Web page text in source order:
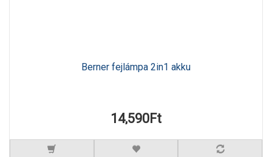
Berner fejlámpa 2in1 akku
14,590Ft